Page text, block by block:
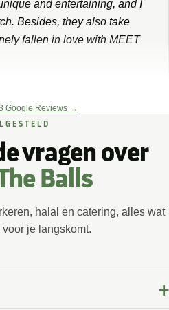
Amsterdamse begrippen is
gemaakte broodjes en
Google Reviews →
vragen over
Balls
halal en catering, alles wat
je langskomt.